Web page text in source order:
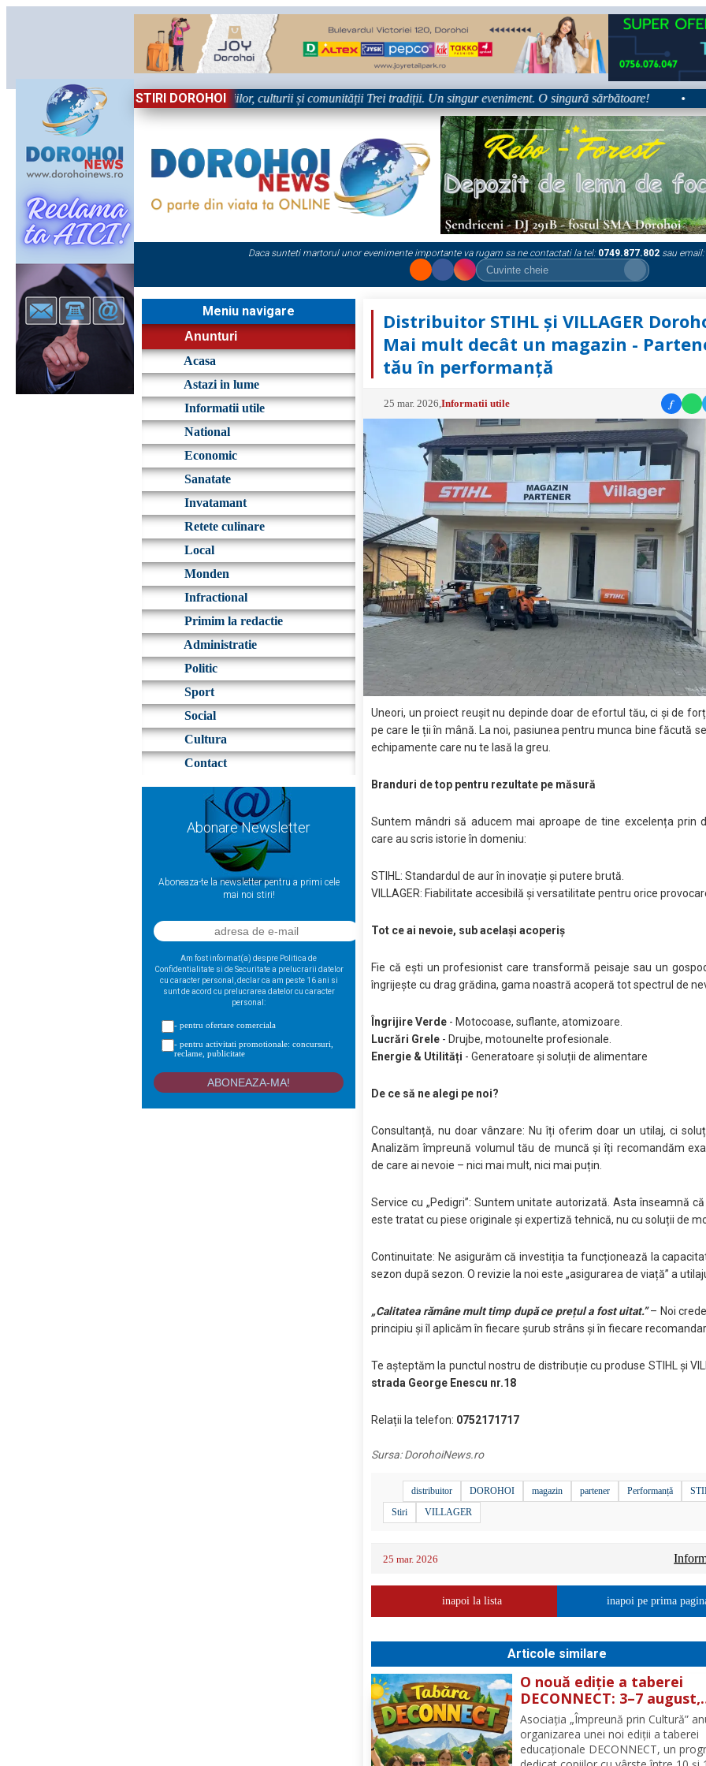
STIRI DOROHOI
– trei zile dedicate tradițiilor, culturii și comunității Trei tradiții. Un singur eveniment. O singură sărbătoare! •
Daca sunteti martorul unor evenimente importante va rugam sa ne contactati la tel: 0749.877.802 sau email:
Meniu navigare
Anunturi
Acasa
Astazi in lume
Informatii utile
National
Economic
Sanatate
Invatamant
Retete culinare
Local
Monden
Infractional
Primim la redactie
Administratie
Politic
Sport
Social
Cultura
Contact
Abonare Newsletter
Aboneaza-te la newsletter pentru a primi cele
mai noi stiri!
Am fost informat(a) despre Politica de
Confidentialitate si de Securitate a prelucrarii datelor
cu caracter personal, declar ca am peste 16 ani si
sunt de acord cu prelucrarea datelor cu caracter
personal:
- pentru ofertare comerciala
- pentru activitati promotionale: concursuri,
reclame, publicitate
Distribuitor STIHL și VILLAGER
Mai mult decât un magazin -
tău în performanță
25 mar. 2026 ,Informatii utile f
Uneori, un proiect reușit nu depinde doar de efortul tău, ci și de
pe care le ții în mână. La noi, pasiunea pentru munca bine făcută
echipamente care nu te lasă la greu.
Branduri de top pentru rezultate pe măsură
Suntem mândri să aducem mai aproape de tine excelența prin
care au scris istorie în domeniu:
STIHL: Standardul de aur în inovație și putere brută.
VILLAGER: Fiabilitate accesibilă și versatilitate pentru orice
Tot ce ai nevoie, sub același acoperiș
Fie că ești un profesionist care transformă peisaje sau un
îngrijește cu drag grădina, gama noastră acoperă tot spectrul de
Îngrijire Verde - Motocoase, suflante, atomizoare.
Lucrări Grele - Drujbe, motounelte profesionale.
Energie & Utilități - Generatoare și soluții de alimentare
De ce să ne alegi pe noi?
Consultanță, nu doar vânzare: Nu îți oferim doar un utilaj, ci
Analizăm împreună volumul tău de muncă și îți recomandăm
de care ai nevoie – nici mai mult, nici mai puțin.
Service cu „Pedigri”: Suntem unitate autorizată. Asta înseamnă
este tratat cu piese originale și expertiză tehnică, nu cu soluții de
Continuitate: Ne asigurăm că investiția ta funcționează la
sezon după sezon. O revizie la noi este „asigurarea de viață” a
„Calitatea rămâne mult timp după ce prețul a fost uitat.”– Noi
principiu și îl aplicăm în fiecare șurub strâns și în fiecare
Te așteptăm la punctul nostru de distribuție cu produse STIHL și
strada George Enescu nr.18
Relații la telefon: 0752171717
Sursa:DorohoiNews.ro
distribuitor DOROHOI magazin partener Performanță
Stiri
VILLAGER
25 mar. 2026
inapoi la lista inapoi pe prima
Articole similare
O nouă ediție a taberei
DECONNECT: 3–7 august,
Poiana Negrii
Asociația „Împreună prin Cultură”
organizarea unei noi ediții a taberei
educaționale DECONNECT, un